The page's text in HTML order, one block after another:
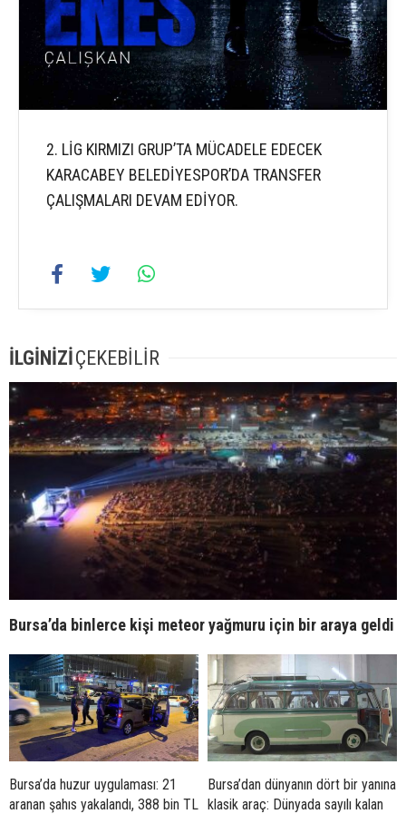
2. LİG KIRMIZI GRUP’TA MÜCADELE EDECEK
KARACABEY BELEDİYESPOR’DA TRANSFER
ÇALIŞMALARI DEVAM EDİYOR.
İLGİNİZİÇEKEBİLİR
Bursa’da binlerce kişi meteor yağmuru için bir araya geldi
Bursa’da huzur uygulaması: 21
aranan şahıs yakalandı, 388 bin TL
Bursa’dan dünyanın dört bir yanına
klasik araç: Dünyada sayılı kalan